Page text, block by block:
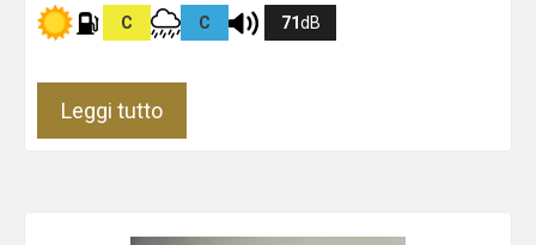
C C 71dB
Leggi tutto